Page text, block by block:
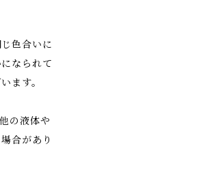
色合いに
なられて
ます。
の液体や
合があり